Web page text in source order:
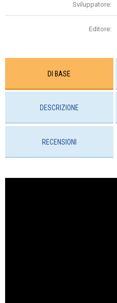
Sviluppatore:
Editore:
DI BASE
DESCRIZIONE
RECENSIONI